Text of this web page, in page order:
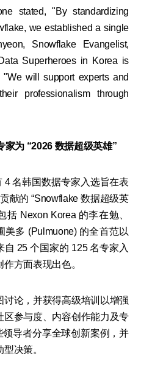
stated, "By standardizing
we established a single
Snowflake Evangelist,
Superheroes in Korea is
will support experts and
professionalism through
为 “2026 数据超级英雄”
4 名韩国数据专家入选旨在表
献的 “Snowflake 数据超级英
Nexon Korea 的李在勉、
美多 (Pulmuone) 的全首范以
25 个国家的 125 名专家入
方面表现出色。
论，并获得高级培训以增强
参与度、内容创作能力及专
导者分享全球创新案例，并
决策。